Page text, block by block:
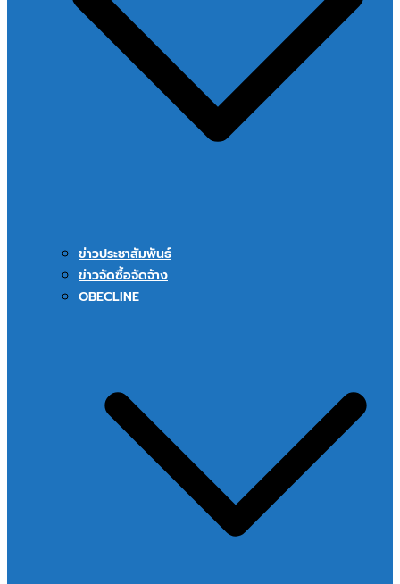
ข่าวประชาสัมพันธ์
ข่าวจัดซื้อจัดจ้าง
OBECLINE